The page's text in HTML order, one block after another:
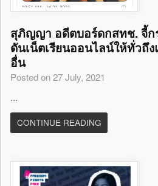
สุภิญญา อดีตบอร์ดกสทช. จี้ก
ดันเน็ตเรียนออนไลน์ให้ทั่วถึ
อื่น
Posted on 27 July, 2021
...
CONTINUE READING